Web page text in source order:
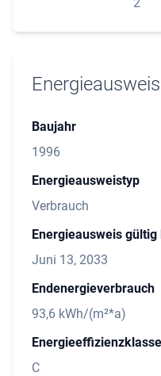
Energieausweis
Baujahr
1996
Energieausweistyp
Verbrauch
Energieausweis gültig
Juni 13, 2033
Endenergieverbrauch
93,6 kWh/(m²*a)
Energieeffizienzklasse
C